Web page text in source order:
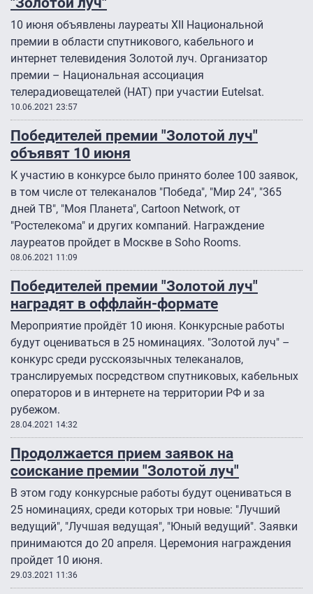
10 июня объявлены лауреаты XII Национальной
премии в области спутникового, кабельного и
интернет телевидения Золотой луч. Организатор
премии – Национальная ассоциация
телерадиовещателей (НАТ) при участии Eutelsat.
10.06.2021 23:57
Победителей премии "Золотой луч"
объявят 10 июня
К участию в конкурсе было принято более 100 заявок,
в том числе от телеканалов "Победа", "Мир 24", "365
дней ТВ", "Моя Планета", Cartoon Network, от
"Ростелекома" и других компаний. Награждение
лауреатов пройдет в Москве в Soho Rooms.
08.06.2021 11:09
Победителей премии "Золотой луч"
наградят в оффлайн-формате
Мероприятие пройдёт 10 июня. Конкурсные работы
будут оцениваться в 25 номинациях. "Золотой луч" –
конкурс среди русскоязычных телеканалов,
транслируемых посредством спутниковых, кабельных
операторов и в интернете на территории РФ и за
рубежом.
28.04.2021 14:32
Продолжается прием заявок на
соискание премии "Золотой луч"
В этом году конкурсные работы будут оцениваться в
25 номинациях, среди которых три новые: "Лучший
ведущий", "Лучшая ведущая", "Юный ведущий". Заявки
принимаются до 20 апреля. Церемония награждения
пройдет 10 июня.
29.03.2021 11:36